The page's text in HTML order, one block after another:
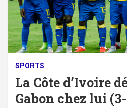
SPORTS
La Côte d’Ivoire
Gabon chez lui